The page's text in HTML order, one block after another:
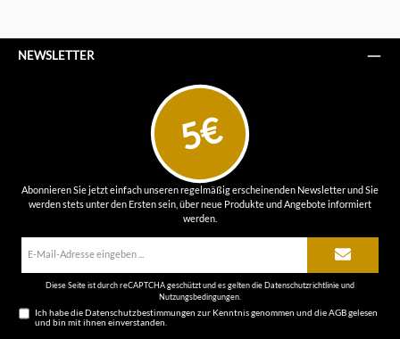
NEWSLETTER
5€
Abonnieren Sie jetzt einfach unseren regelmäßig erscheinenden Newsletter und Sie
werden stets unter den Ersten sein, über neue Produkte und Angebote informiert
werden.
Diese Seite ist durch reCAPTCHA geschützt und es gelten dieDatenschutzrichtlinieund
Nutzungsbedingungen
Ich habe dieDatenschutzbestimmungen zur Kenntnis genommen und dieAGBgelesen
und bin mit ihnen einverstanden.